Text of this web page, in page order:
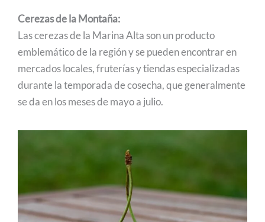
Cerezas de la Montaña:
Las cerezas de la Marina Alta son un producto
emblemático de la región y se pueden encontrar en
mercados locales, fruterías y tiendas especializadas
durante la temporada de cosecha, que generalmente
se da en los meses de mayo a julio.